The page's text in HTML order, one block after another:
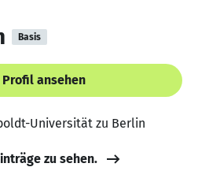
Basis
Profil ansehen
Universität zu Berlin
zu sehen.